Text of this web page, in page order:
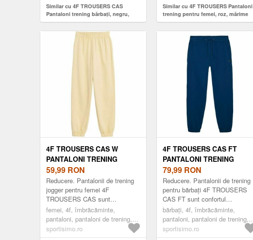
Similar cu 4F TROUSERS CAS
Pantaloni trening bărbați, negru,
mărime
Similar cu 4F TROUSERS Pantaloni
trening pentru femei, roz, mărime
4F TROUSERS CAS W
PANTALONI TRENING
PENTRU FEMEI, GALBEN,
MĂRIME
59,99 RON
Reducere. Pantalonii de trening
jogger pentru femei 4F
TROUSERS CAS sunt
confecționați din tricot French
terry din bumbac moale, fără
căptușeală. Au crac dre...
femei, 4f, îmbrăcăminte,
pantaloni, pantaloni de trening,
fashion, galben
sportisimo.ro
4F TROUSERS CAS FT
PANTALONI TRENING
BĂRBAȚI, ALBASTRU
ÎNCHIS, MĂRIME
79,99 RON
Reducere. Pantalonii de trening
pentru bărbați 4F TROUSERS
CAS FT sunt confortul
personificat. Datorită stilului
minimalist, pot fi purtați la
serviciu, la p...
bărbați, 4f, îmbrăcăminte,
pantaloni, pantaloni de trening,
fashion, albastru închis
sportisimo.ro